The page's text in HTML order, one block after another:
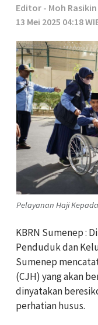
Editor - Moh Rasikin
13 Mei 2025 04:18
Pelayanan Haji
KBRN Sumenep :
Penduduk dan
Sumenep
(CJH) yang akan
dinyatakan
perhatian husus.